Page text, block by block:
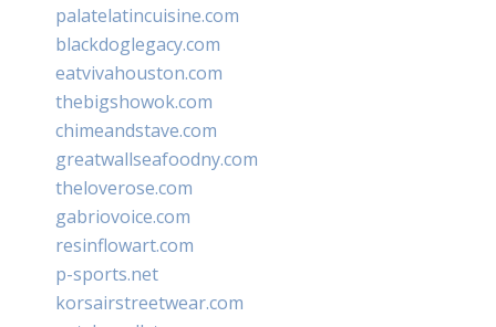
palatelatincuisine.com
blackdoglegacy.com
eatvivahouston.com
thebigshowok.com
chimeandstave.com
greatwallseafoodny.com
theloverose.com
gabriovoice.com
resinflowart.com
p-sports.net
korsairstreetwear.com